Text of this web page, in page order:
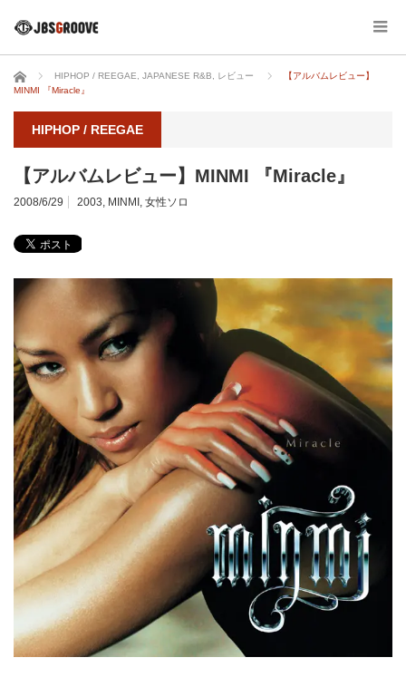
ホーム HIPHOP / REEGAE JAPANESE R&B レビュー
【アルバムレビュー】
MINMI 『Miracle』
HIPHOP / REEGAE
【アルバムレビュー】MINMI 『Miracle』
2008/6/29 2003, MINMI , 女性ソロ